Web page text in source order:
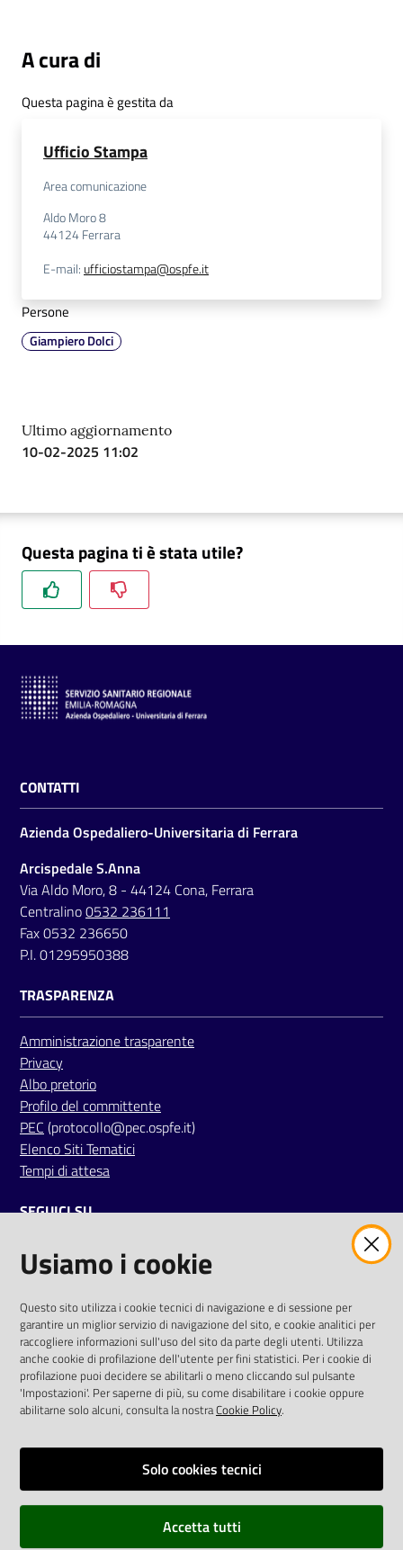
A cura di
Questa pagina è gestita da
Ufficio Stampa
Area comunicazione
Aldo Moro 8
44124Ferrara
E-mail: ufficiostampa@ospfe.it
Persone
Giampiero Dolci
Ultimo aggiornamento
10-02-2025 11:02
Questa pagina ti è stata utile?
CONTATTI
Azienda Ospedaliero-Universitaria di Ferrara
Arcispedale S.Anna
Via Aldo Moro, 8 - 44124 Cona, Ferrara
Centralino0532 236111
Fax 0532 236650
P.I. 01295950388
TRASPARENZA
Amministrazione trasparente
Privacy
Albo pretorio
Profilo del committente
PEC (protocollo@pec.ospfe.it)
Elenco Siti Tematici
Tempi di attesa
SEGUICI SU
twitterfacebookyoutube
AREA DIPENDENTI
Posta Elettronica Aziendale
Cloud aziendale(manuale di istruzioni)
Portale del Dipendente
Sito intranet
Redazione web
Usiamo i cookie
Questo sito utilizza i cookie tecnici di navigazione e di sessione per
garantire un miglior servizio di navigazione del sito, e cookie analitici per
raccogliere informazioni sull'uso del sito da parte degli utenti. Utilizza
anche cookie di profilazione dell'utente per fini statistici. Per i cookie di
profilazione puoi decidere se abilitarli o meno cliccando sul pulsante
'Impostazioni'. Per saperne di più, su come disabilitare i cookie oppure
abilitarne solo alcuni, consulta la nostraCookie Policy.
Solo cookies tecnici
Accetta tutti